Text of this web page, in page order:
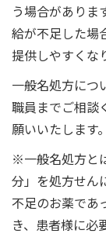
う場合がありま
給が不足した場
提供しやすくな
一般名処方につ
職員までご相談
願いいたします。
※一般名処方と
分」を処方せん
不足のお薬であ
き、患者様に必